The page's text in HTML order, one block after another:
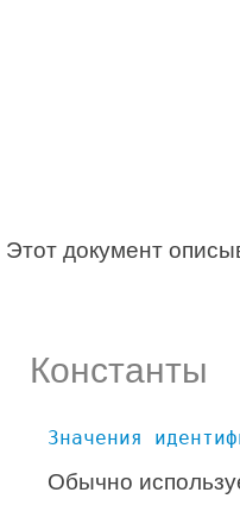
Этот документ
Константы
Значения
Обычно